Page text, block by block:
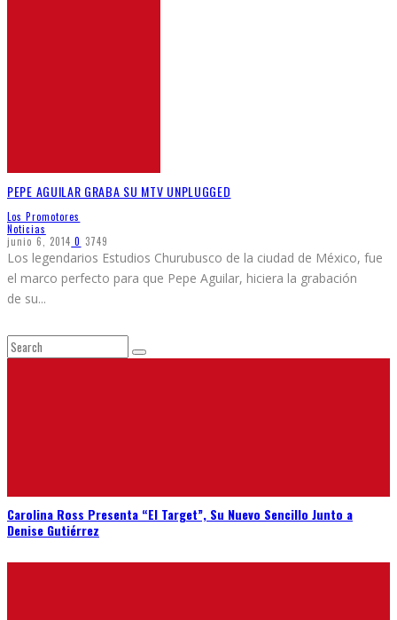
PEPE AGUILAR GRABA SU MTV UNPLUGGED
Los Promotores
Noticias
junio 6, 2014 0 3749
Los legendarios Estudios Churubusco de la ciudad de México, fue
el marco perfecto para que Pepe Aguilar, hiciera la grabación
de su...
Carolina Ross Presenta “El Target”, Su Nuevo Sencillo Junto a
Denise Gutiérrez